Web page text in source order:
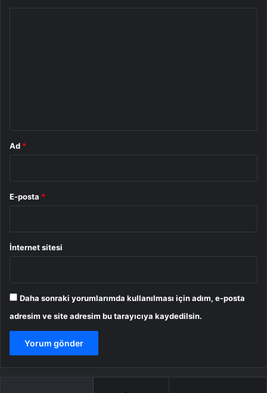
Ad *
E-posta *
İnternet sitesi
Daha sonraki yorumlarımda kullanılması için adım, e-posta
adresim ve site adresim bu tarayıcıya kaydedilsin.